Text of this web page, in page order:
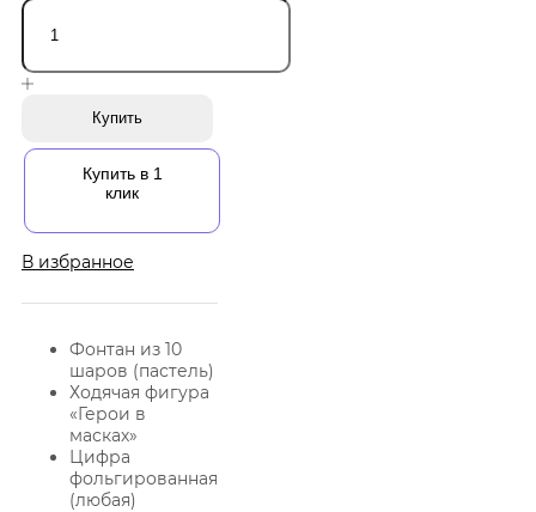
Купить
Купить в 1
клик
В избранное
Фонтан из 10
шаров (пастель)
Ходячая фигура
«Герои в
масках»
Цифра
фольгированная
(любая)